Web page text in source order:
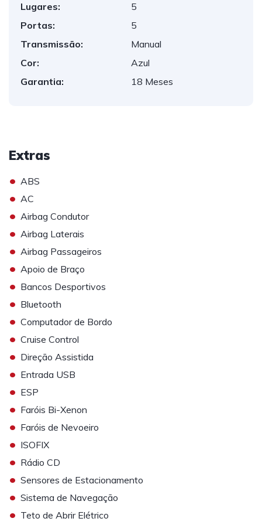
Lugares:
5
Portas:
5
Transmissão:
Manual
Cor:
Azul
Garantia:
18 Meses
Extras
• ABS
• AC
• Airbag Condutor
• Airbag Laterais
• Airbag Passageiros
• Apoio de Braço
• Bancos Desportivos
• Bluetooth
• Computador de Bordo
• Cruise Control
• Direção Assistida
• Entrada USB
• ESP
• Faróis Bi-Xenon
• Faróis de Nevoeiro
• ISOFIX
• Rádio CD
• Sensores de Estacionamento
• Sistema de Navegação
• Teto de Abrir Elétrico